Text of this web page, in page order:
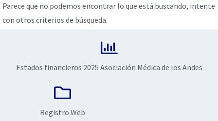
Parece que no podemos encontrar lo que está buscando, intente
con otros criterios de búsqueda.
Estados financieros 2025 Asociación Médica de los Andes
Registro Web